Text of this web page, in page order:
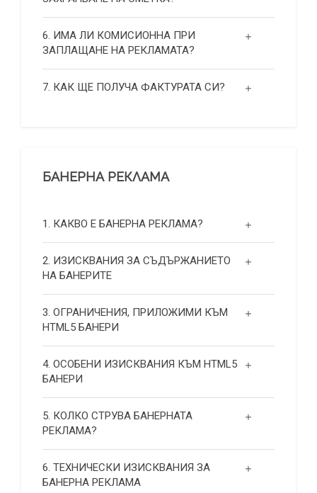
6. ИМА ЛИ КОМИСИОННА ПРИ
ЗАПЛАЩАНЕ НА РЕКЛАМАТА?
7. КАК ЩЕ ПОЛУЧА ФАКТУРАТА СИ?
БАНЕРНА РЕКЛАМА
1. КАКВО Е БАНЕРНА РЕКЛАМА?
2. ИЗИСКВАНИЯ ЗА СЪДЪРЖАНИЕТО
НА БАНЕРИТЕ
3. ОГРАНИЧЕНИЯ, ПРИЛОЖИМИ КЪМ
HTML5 БАНЕРИ
4. ОСОБЕНИ ИЗИСКВАНИЯ КЪМ HTML5
БАНЕРИ
5. КОЛКО СТРУВА БАНЕРНАТА
РЕКЛАМА?
6. ТЕХНИЧЕСКИ ИЗИСКВАНИЯ ЗА
БАНЕРНА РЕКЛАМА